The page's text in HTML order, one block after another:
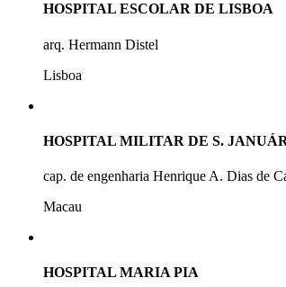
HOSPITAL ESCOLAR DE LISBOA
arq. Hermann Distel
Lisboa
HOSPITAL MILITAR DE S.
cap. de engenharia Henrique A. Dias de
Macau
HOSPITAL MARIA PIA